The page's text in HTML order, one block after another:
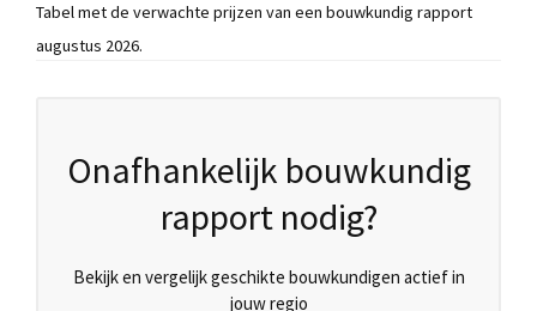
Tabel met de verwachte prijzen van een bouwkundig rapport
augustus 2026.
Onafhankelijk bouwkundig
rapport nodig?
Bekijk en vergelijk geschikte bouwkundigen actief in
jouw regio